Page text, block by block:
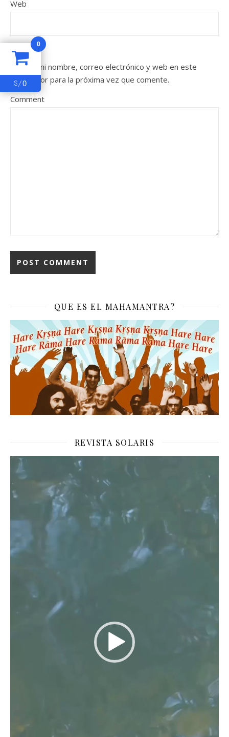
Web
Guarda mi nombre, correo electrónico y web en este
navegador para la próxima vez que comente.
Comment
QUE ES EL MAHAMANTRA?
REVISTA SOLARIS
Reproductor
de
vídeo
0
S/0